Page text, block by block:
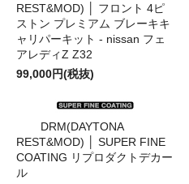
REST&MOD) │ フロント 4ピ
ストン プレミアム ブレーキキ
ャリパーキット - nissan フェ
アレディZ Z32
99,000円(税抜)
DRM(DAYTONA
REST&MOD) │ SUPER FINE
COATING リプロダクトデカー
ル